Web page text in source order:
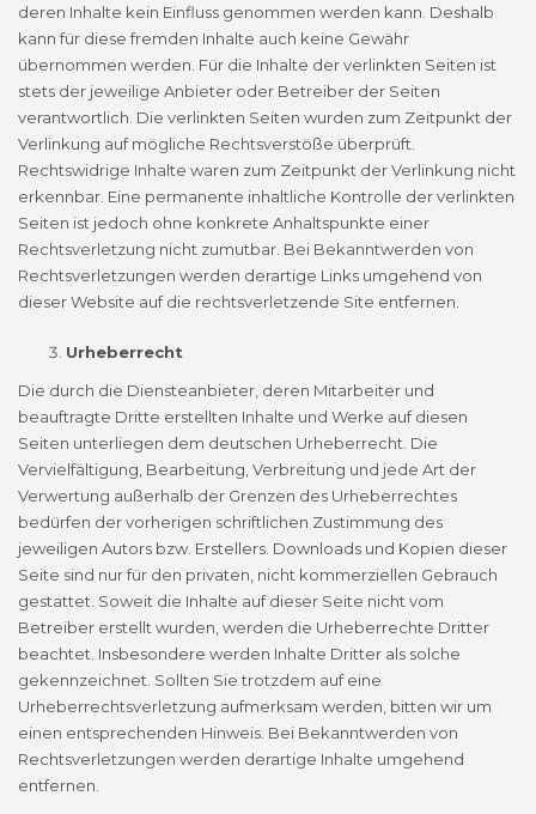
deren Inhalte kein Einfluss genommen werden kann. Deshalb
kann für diese fremden Inhalte auch keine Gewähr
übernommen werden. Für die Inhalte der verlinkten Seiten ist
stets der jeweilige Anbieter oder Betreiber der Seiten
verantwortlich. Die verlinkten Seiten wurden zum Zeitpunkt der
Verlinkung auf mögliche Rechtsverstöße überprüft.
Rechtswidrige Inhalte waren zum Zeitpunkt der Verlinkung nicht
erkennbar. Eine permanente inhaltliche Kontrolle der verlinkten
Seiten ist jedoch ohne konkrete Anhaltspunkte einer
Rechtsverletzung nicht zumutbar. Bei Bekanntwerden von
Rechtsverletzungen werden derartige Links umgehend von
dieser Website auf die rechtsverletzende Site entfernen.
Urheberrecht
Die durch die Diensteanbieter, deren Mitarbeiter und
beauftragte Dritte erstellten Inhalte und Werke auf diesen
Seiten unterliegen dem deutschen Urheberrecht. Die
Vervielfältigung, Bearbeitung, Verbreitung und jede Art der
Verwertung außerhalb der Grenzen des Urheberrechtes
bedürfen der vorherigen schriftlichen Zustimmung des
jeweiligen Autors bzw. Erstellers. Downloads und Kopien dieser
Seite sind nur für den privaten, nicht kommerziellen Gebrauch
gestattet. Soweit die Inhalte auf dieser Seite nicht vom
Betreiber erstellt wurden, werden die Urheberrechte Dritter
beachtet. Insbesondere werden Inhalte Dritter als solche
gekennzeichnet. Sollten Sie trotzdem auf eine
Urheberrechtsverletzung aufmerksam werden, bitten wir um
einen entsprechenden Hinweis. Bei Bekanntwerden von
Rechtsverletzungen werden derartige Inhalte umgehend
entfernen.